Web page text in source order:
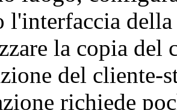
l'interfaccia
la copia
del cliente-
richiede